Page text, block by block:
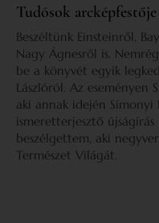
Tudósok arcképfestője
Beszéltünk Einsteinről,
Nagy Ágnesről is.
be a könyvét egyik
Lászlóról. Az eseményen
aki annak idején Simonyi
ismeretterjesztő
beszélgettem, aki
Természet Világát.